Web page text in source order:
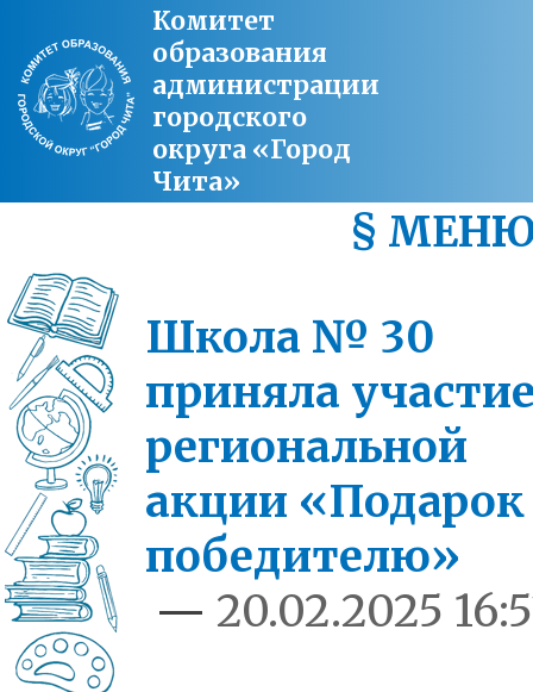
Комитет
образования
администрации
городского
округа «Город
Чита»
§
Школа № 30
приняла
региональной
акции «Подарок
победителю»
— 20.02.2025